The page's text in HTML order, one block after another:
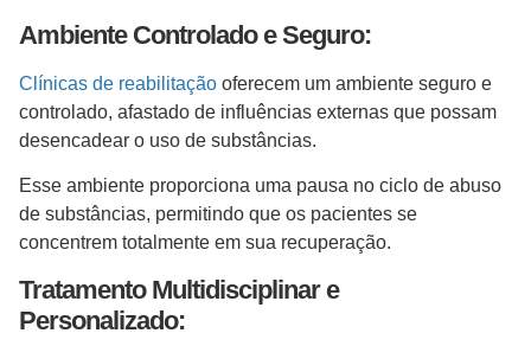
Ambiente Controlado e Seguro:
Clínicas de reabilitação oferecem um ambiente seguro e
controlado, afastado de influências externas que possam
desencadear o uso de substâncias.
Esse ambiente proporciona uma pausa no ciclo de abuso
de substâncias, permitindo que os pacientes se
concentrem totalmente em sua recuperação.
Tratamento Multidisciplinar e
Personalizado: